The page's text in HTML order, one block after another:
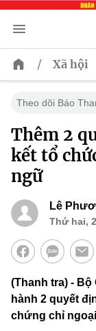
/ Xã hội
Theo dõi Báo
Thêm 2
kết tổ
ngữ
Lê
Thứ hai,
(Thanh tra) -
hành 2 quyết
chứng chỉ